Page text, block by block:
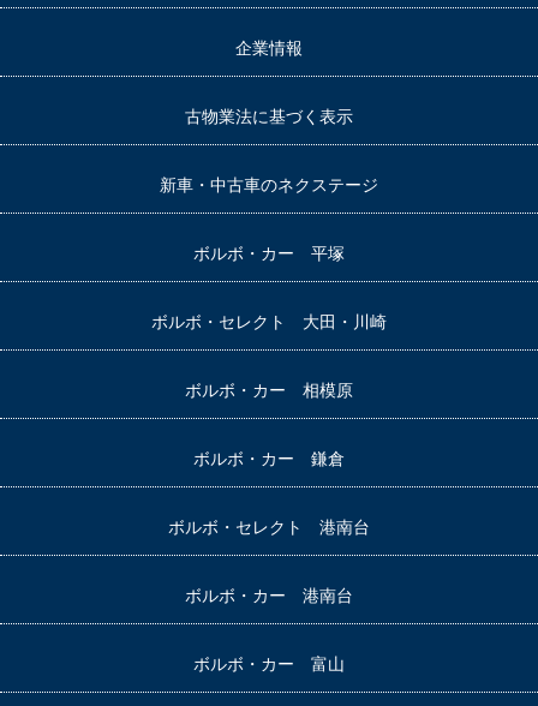
企業情報
古物業法に基づく表示
新車・中古車のネクステージ
ボルボ・カー 平塚
ボルボ・セレクト 大田・川崎
ボルボ・カー 相模原
ボルボ・カー 鎌倉
ボルボ・セレクト 港南台
ボルボ・カー 港南台
ボルボ・カー 富山